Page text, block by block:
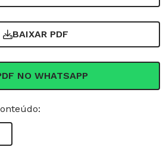
BAIXAR PDF
NO WHATSAPP